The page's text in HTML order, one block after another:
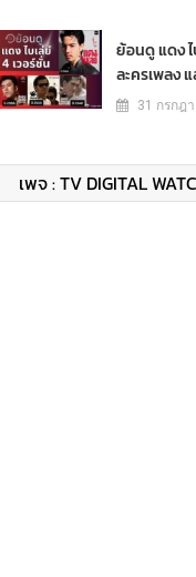
ย้อนดู แดง
ละครเพลง
31 กรกฎ
เพจ : TV DIGITAL